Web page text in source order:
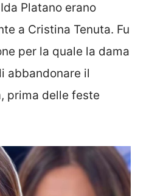
Platano erano
a Cristina Tenuta. Fu
per la quale la dama
abbandonare il
prima delle feste